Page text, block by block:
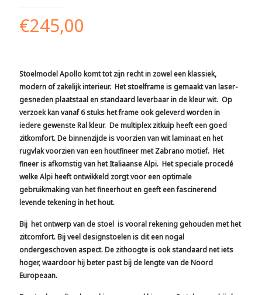
€245,00
StoelmodelApollo komt tot zijn recht in zowel een klassiek,
modern of zakelijk interieur. Het stoelframe is gemaakt van laser-
gesneden plaatstaal en standaard leverbaar in de kleur wit. Op
verzoek kan vanaf 6 stuks het frame ook geleverd worden in
iedere gewenste Ral kleur. De multiplex zitkuip heeft een goed
zitkomfort. De binnenzijde is voorzien van wit laminaat en het
rugvlak voorzien van een houtfineer met Zabrano motief. Het
fineer is afkomstig van het Italiaanse Alpi. Het speciale procedé
welke Alpi heeft ontwikkeld zorgt voor een optimale
gebruikmaking van het fineerhout en geeft een fascinerend
levende tekening in het hout.
Bij het ontwerp van de stoel is vooral rekening gehouden met het
zitcomfort. Bij veel designstoelen is dit een nogal
ondergeschoven aspect. De zithoogte is ook standaard net iets
hoger, waardoor hij beter past bij de lengte van de Noord
Europeaan.